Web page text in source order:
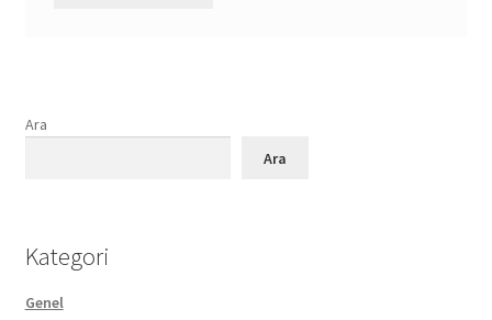
Ara
Ara
Kategori
Genel